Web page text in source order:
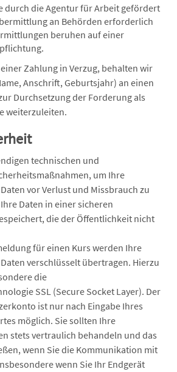
durch die Agentur für Arbeit gefördert
an Behörden erforderlich
beruhen auf einer
Zahlung in Verzug, behalten wir
Anschrift, Geburtsjahr) an einen
Durchsetzung der Forderung als
weiterzuleiten.
technischen und
um Ihre
vor Verlust und Missbrauch zu
Daten in einer sicheren
die der Öffentlichkeit nicht
für einen Kurs werden Ihre
verschlüsselt übertragen. Hierzu
die
SSL (Secure Socket Layer). Der
ist nur nach Eingabe Ihres
möglich. Sie sollten Ihre
stets vertraulich behandeln und das
wenn Sie die Kommunikation mit
wenn Sie Ihr Endgerät